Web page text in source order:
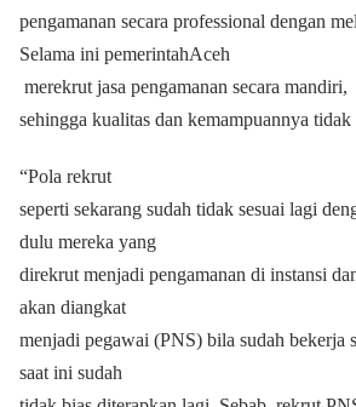
pengamanan secara professional dengan
Selama ini pemerintahAceh
merekrut jasa pengamanan secara mandiri,
sehingga kualitas dan kemampuannya tidak
“Pola rekrut
seperti sekarang sudah tidak sesuai lagi
dulu mereka yang
direkrut menjadi pengamanan di instansi
akan diangkat
menjadi pegawai (PNS) bila sudah bekerja
saat ini sudah